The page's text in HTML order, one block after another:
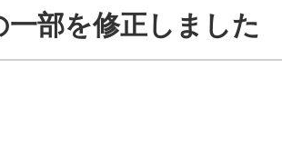
部を修正しました